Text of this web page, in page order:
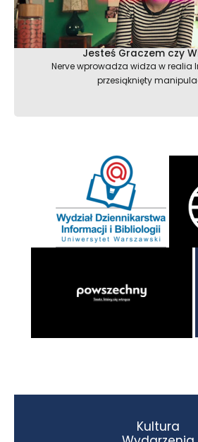
Jesteś Graczem czy
Nerve wprowadza widza w realia
przesiąknięty
Kultura